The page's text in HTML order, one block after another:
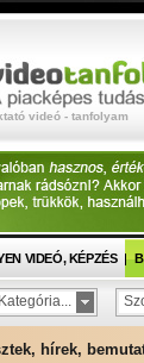
videó - tanfolyam
VIDEÓ, KÉPZÉS
Kategória...
hírek,